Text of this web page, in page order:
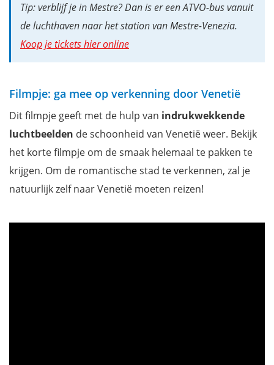
Tip: verblijf je in Mestre? Dan is er een ATVO-bus vanuit
de luchthaven naar het station van Mestre-Venezia.
Koop je tickets hier online
Filmpje: ga mee op verkenning door Venetië
Dit filmpje geeft met de hulp van indrukwekkende
luchtbeelden de schoonheid van Venetië weer. Bekijk
het korte filmpje om de smaak helemaal te pakken te
krijgen. Om de romantische stad te verkennen, zal je
natuurlijk zelf naar Venetië moeten reizen!